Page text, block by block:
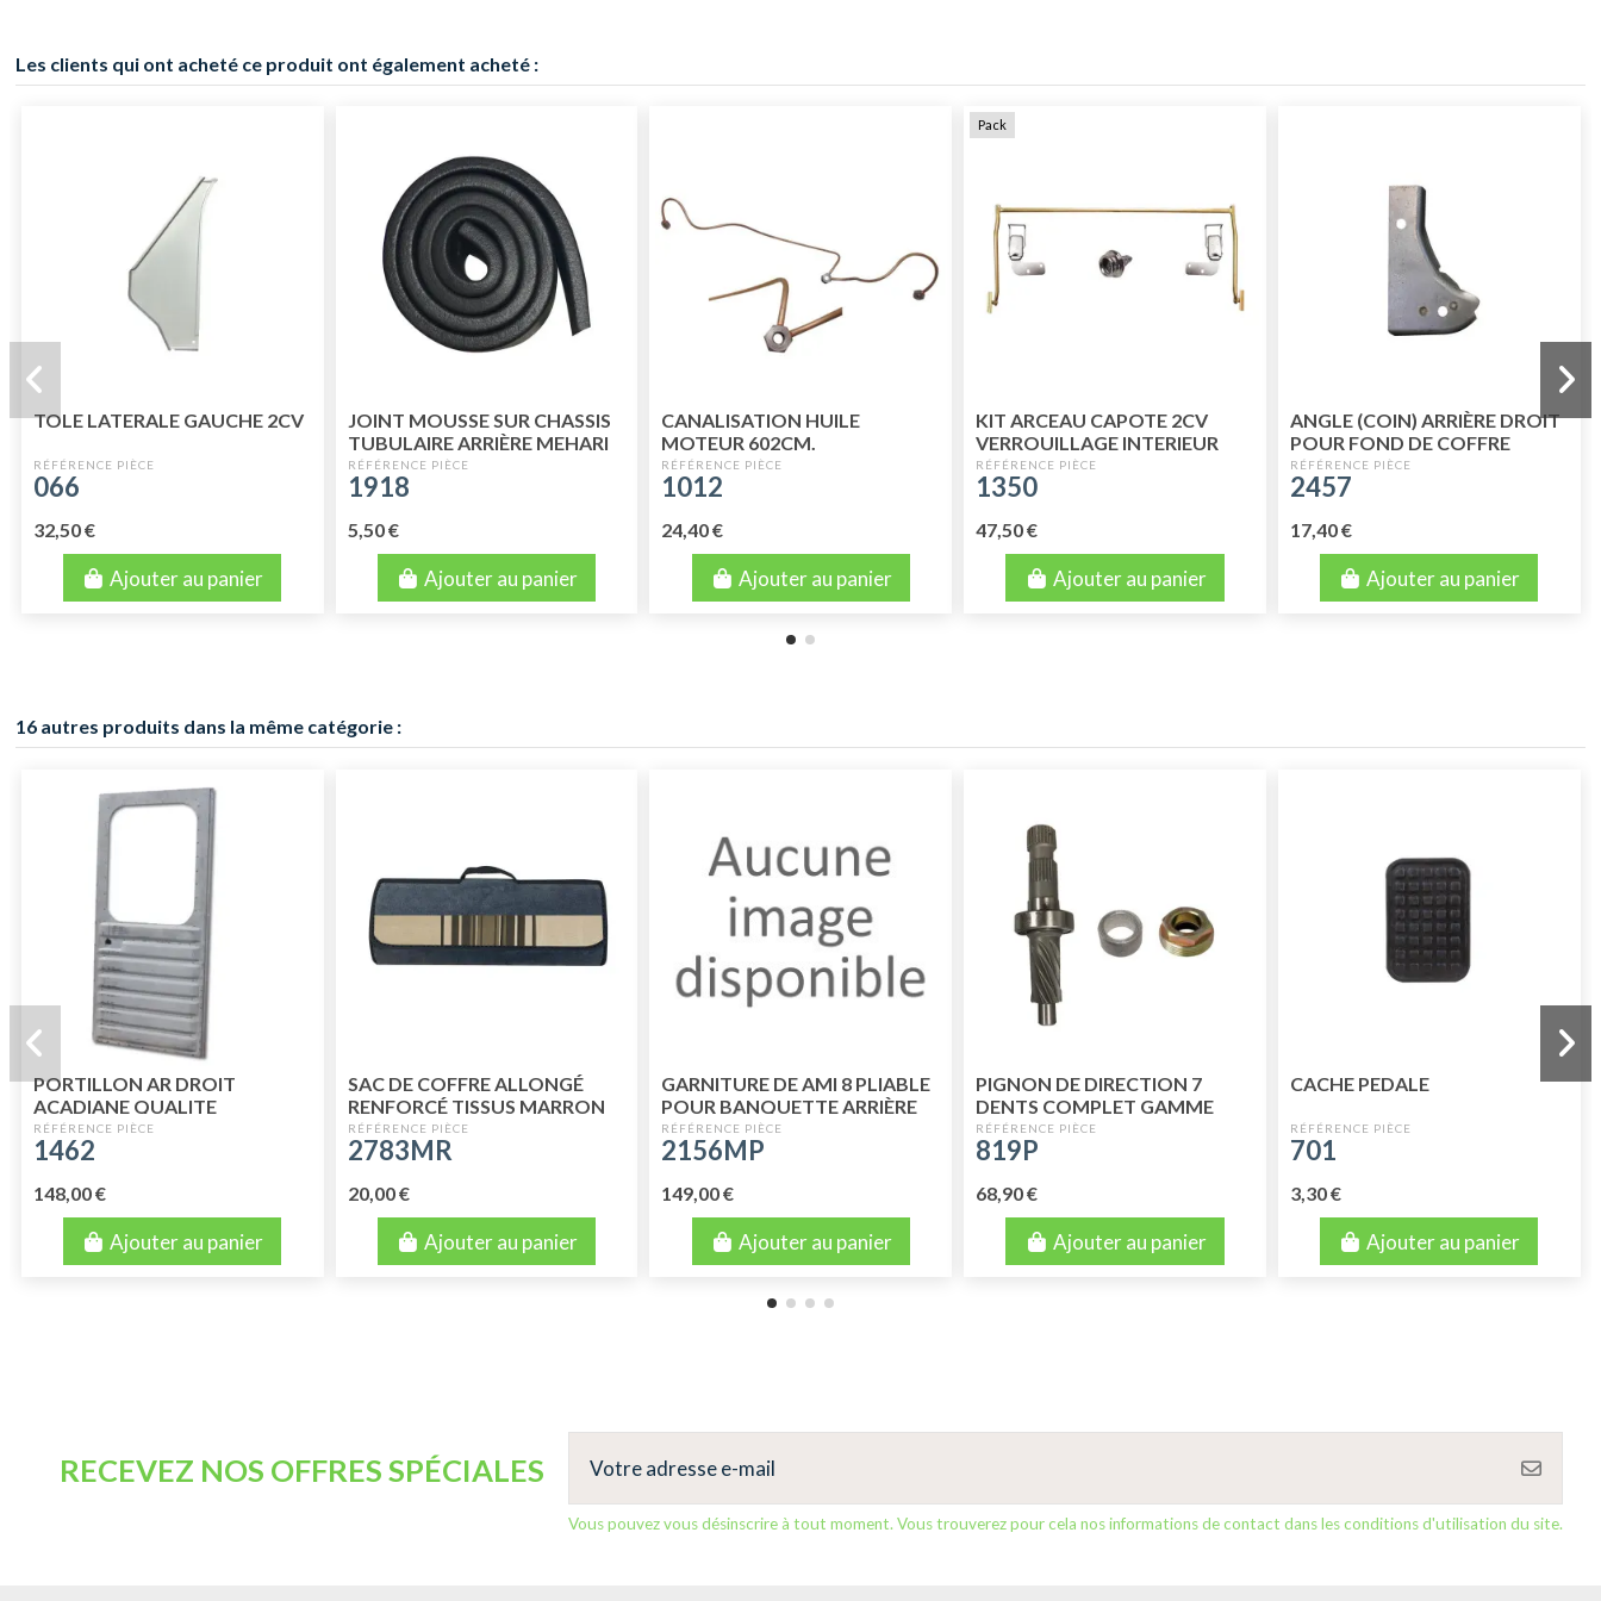
Les clients qui ont acheté ce produit ont également acheté :
TOLE LATERALE GAUCHE 2CV
066
32,50 €
Ajouter au panier
JOINT MOUSSE SUR CHASSIS
TUBULAIRE ARRIÈRE MEHARI
ADHÉSIF
1918
5,50 €
Ajouter au panier
CANALISATION HUILE
MOTEUR 602CM.
1012
24,40 €
Ajouter au panier
Pack
KIT ARCEAU CAPOTE 2CV
VERROUILLAGE INTERIEUR
(SANS POIGNEE)
1350
47,50 €
Ajouter au panier
ANGLE (COIN) ARRIÈRE DROIT
POUR FOND DE COFFRE
POUR 2CV
2457
17,40 €
Ajouter au panier
16 autres produits dans la même catégorie :
PORTILLON AR DROIT
ACADIANE QUALITE
SUPERIEURE
1462
148,00 €
Ajouter au panier
SAC DE COFFRE ALLONGÉ
RENFORCÉ TISSUS MARRON
RAYE ORIGINE
2783MR
20,00 €
Ajouter au panier
GARNITURE DE AMI 8 PLIABLE
POUR BANQUETTE ARRIÈRE
SKAÏ MARRON PERFORE
2156MP
149,00 €
Ajouter au panier
PIGNON DE DIRECTION 7
DENTS COMPLET GAMME
PERFORMANCE
819P
68,90 €
Ajouter au panier
CACHE PEDALE
701
3,30 €
Ajouter au panier
RECEVEZ NOS OFFRES SPÉCIALES
Vous pouvez vous désinscrire à tout moment. Vous trouverez pour cela nos informations de contact dans les conditions d'utilisation du site.